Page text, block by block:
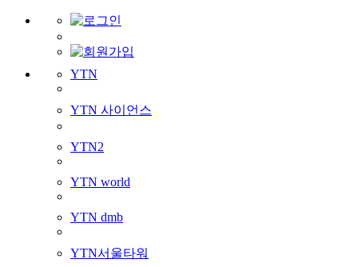
YTN
YTN 사이언스
YTN2
YTN world
YTN dmb
YTN서울타워